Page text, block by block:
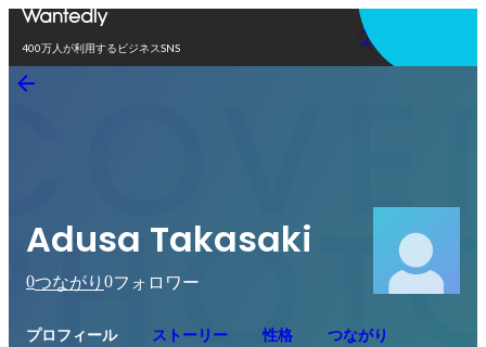
400万人が利用するビジネスSNS
アプリを使う
Adusa Takasaki
0つながり 0フォロワー
プロフィール ストーリー 性格 つながり